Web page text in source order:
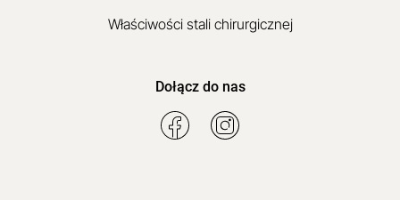
Właściwości stali chirurgicznej
Dołącz do nas